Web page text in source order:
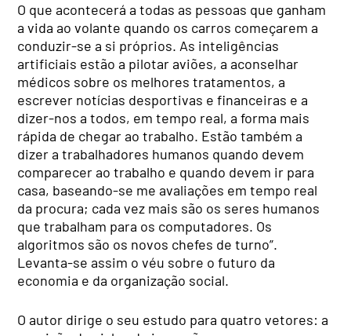
O que acontecerá a todas as pessoas que ganham
a vida ao volante quando os carros começarem a
conduzir-se a si próprios. As inteligências
artificiais estão a pilotar aviões, a aconselhar
médicos sobre os melhores tratamentos, a
escrever notícias desportivas e financeiras e a
dizer-nos a todos, em tempo real, a forma mais
rápida de chegar ao trabalho. Estão também a
dizer a trabalhadores humanos quando devem
comparecer ao trabalho e quando devem ir para
casa, baseando-se me avaliações em tempo real
da procura; cada vez mais são os seres humanos
que trabalham para os computadores. Os
algoritmos são os novos chefes de turno”.
Levanta-se assim o véu sobre o futuro da
economia e da organização social.
O autor dirige o seu estudo para quatro vetores: a